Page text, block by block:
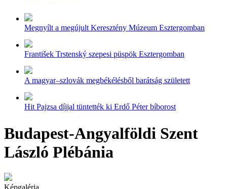
Megnyílt a megújult Keresztény Múzeum Esztergomban
František Trstenský szepesi püspök Esztergomban
A magyar–szlovák megbékélésből barátság született
Hit Pajzsa díjjal tüntették ki Erdő Péter bíborost
Budapest-Angyalföldi Szent
László Plébánia
Képgaléria